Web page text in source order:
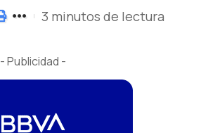
3 minutos de lectura
- Publicidad -